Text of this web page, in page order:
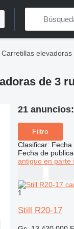
Carretillas elevadoras
de 3
21 anuncios:
Filtro
Clasificar: Fecha
Fecha de
antiguo en parte
1
Still R20-17